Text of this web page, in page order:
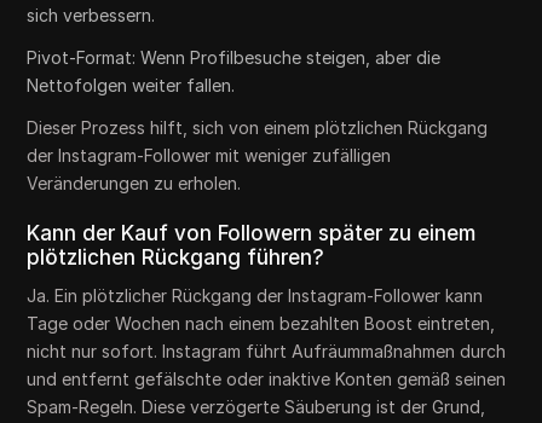
sich verbessern.
Pivot-Format: Wenn Profilbesuche steigen, aber die
Nettofolgen weiter fallen.
Dieser Prozess hilft, sich von einem plötzlichen Rückgang
der Instagram-Follower mit weniger zufälligen
Veränderungen zu erholen.
Kann der Kauf von Followern später zu einem
plötzlichen Rückgang führen?
Ja. Ein plötzlicher Rückgang der Instagram-Follower kann
Tage oder Wochen nach einem bezahlten Boost eintreten,
nicht nur sofort. Instagram führt Aufräummaßnahmen durch
und entfernt gefälschte oder inaktive Konten gemäß seinen
Spam-Regeln. Diese verzögerte Säuberung ist der Grund,